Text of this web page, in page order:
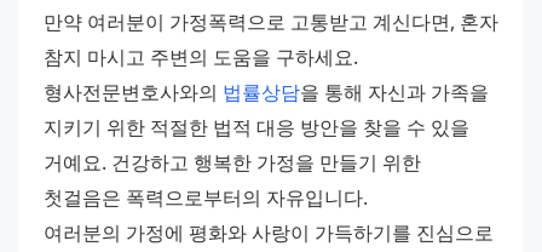
만약 여러분이 가정폭력으로 고통받고 계신다면, 혼자
참지 마시고 주변의 도움을 구하세요.
형사전문변호사와의 법률상담을 통해 자신과 가족을
지키기 위한 적절한 법적 대응 방안을 찾을 수 있을
거예요. 건강하고 행복한 가정을 만들기 위한
첫걸음은 폭력으로부터의 자유입니다.
여러분의 가정에 평화와 사랑이 가득하기를 진심으로